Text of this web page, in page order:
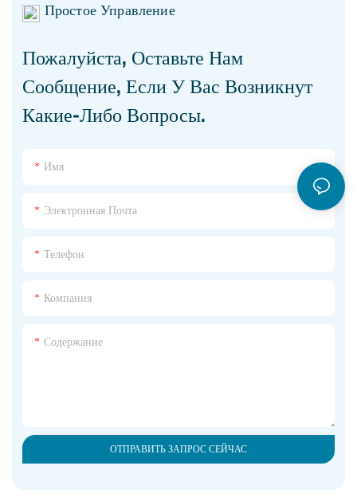
Простое Управление
Пожалуйста, Оставьте Нам
Сообщение, Если У Вас Возникнут
Какие-Либо Вопросы.
Имя
Электронная Почта
Телефон
Компания
Содержание
ОТПРАВИТЬ ЗАПРОС СЕЙЧАС